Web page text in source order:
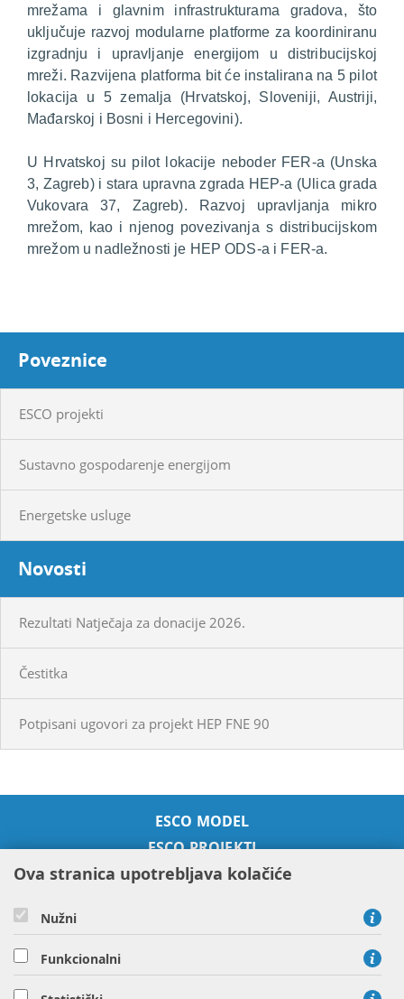
mrežama i glavnim infrastrukturama gradova, što
uključuje razvoj modularne platforme za koordiniranu
izgradnju i upravljanje energijom u distribucijskoj
mreži. Razvijena platforma bit će instalirana na 5 pilot
lokacija u 5 zemalja (Hrvatskoj, Sloveniji, Austriji,
Mađarskoj i Bosni i Hercegovini).
U Hrvatskoj su pilot lokacije neboder FER-a (Unska
3, Zagreb) i stara upravna zgrada HEP-a (Ulica grada
Vukovara 37, Zagreb). Razvoj upravljanja mikro
mrežom, kao i njenog povezivanja s distribucijskom
mrežom u nadležnosti je HEP ODS-a i FER-a.
Poveznice
ESCO projekti
Sustavno gospodarenje energijom
Energetske usluge
Novosti
Rezultati Natječaja za donacije 2026.
Čestitka
Potpisani ugovori za projekt HEP FNE 90
ESCO MODEL
ESCO PROJEKTI
SUSTAVNO GOSPODARENJE
ENERGIJOM
Ova stranica upotrebljava kolačiće
Nužni
Funkcionalni